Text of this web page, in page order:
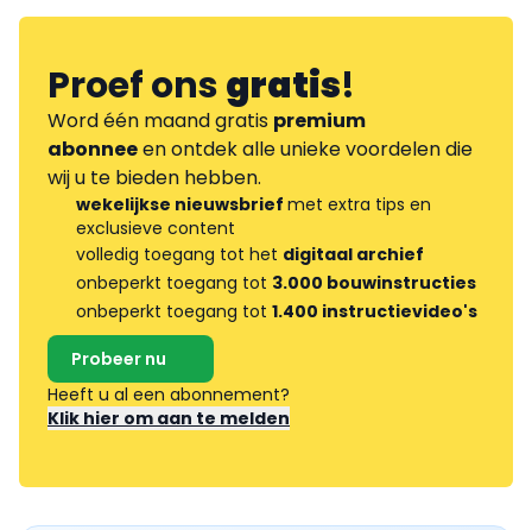
Proef onsgratis!
Word één maand gratis premium
abonneeen ontdek alle unieke voordelen die
wij u te bieden hebben.
wekelijkse nieuwsbrief met extra tips en
exclusieve content
volledig toegang tot het digitaal archief
onbeperkt toegang tot 3.000 bouwinstructies
onbeperkt toegang tot 1.400 instructievideo's
Probeer nu
Heeft u al een abonnement?
Klik hier om aan te melden